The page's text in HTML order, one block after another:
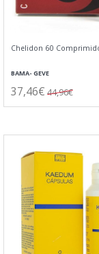
Chelidon 60
BAMA- GEVE
37,46€ 44,96€